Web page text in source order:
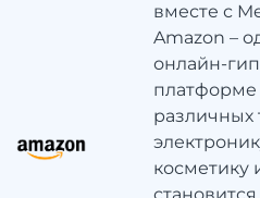
вместе с
Amazon –
онлайн-
платформе
различных
косметику